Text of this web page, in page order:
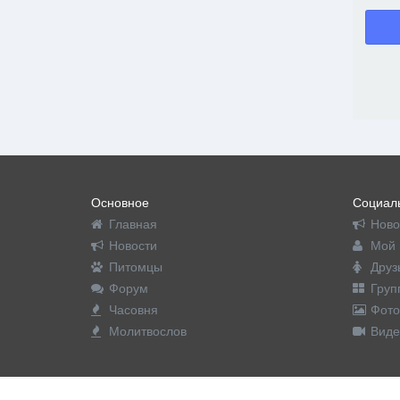
Основное
Главная
Новости
Питомцы
Форум
Часовня
Молитвослов
Мой
Фото